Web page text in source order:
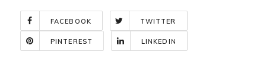
FACEBOOK TWITTER
PINTEREST LINKEDIN